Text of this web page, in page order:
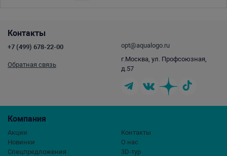
Компания
Акции
Новинки
Спецпредложения
Контакты
О нас
3D-тур
Контакты
+7 (499) 678-22-00
Обратная связь
opt@aqualogo.ru
г.Москва, ул. Профсоюзная,
д.57